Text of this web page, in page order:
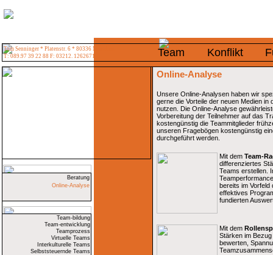
Tom Senninger * Platenstr. 6 * 80336 München
T: 089.97 39 22 88 F: 03212. 1262671
Team Konflikt
Online-Analyse
Unsere Online-Analysen haben wir
gerne die Vorteile der neuen Medien
nutzen. Die Online-Analyse
Vorbereitung der Teilnehmer auf das
kostengünstig die Teammitglieder
unseren Fragebögen kostengünstig
durchgeführt werden.
Mit dem Team-
differenziertes
Teams erstellen.
bereits im Vorfeld
effektives
fundierten
Mit dem
Stärken im
bewerten,
Beratung
Online-Analyse
Team-bildung
Team-entwicklung
Teamprozess
Virtuelle Teams
Interkulturelle Teams
Selbststeuernde Teams